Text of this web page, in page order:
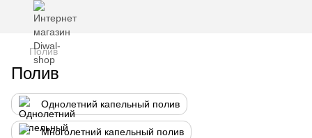
Полив
Полив
Однолетний капельный полив
Многолетний капельный полив